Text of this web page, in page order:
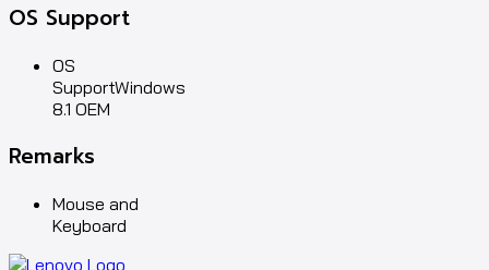
OS Support
OS
SupportWindows
8.1 OEM
Remarks
Mouse and
Keyboard